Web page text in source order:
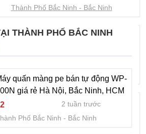
BẮC NINH 💥
Thành Phố Bắc Ninh
Bắc Ninh
NHÀ ĐẸP PHƯỜNG KINH BẮC -
Thành Phố Bắc Ninh
Bắc Ninh
2,5 TẦNG MỚI XÂY GIÃN DÂN BÒ
SƠN 2. CẠNH KHU LIỀN KỀ VÀ
CƯ HUD-B. TP BẮC NINH, GIÁ
1,8 tỷ
3 tuần trước
THÀNH PHỐ BẮC NINH
quấn màng pe bán tự động WP-
giá rẻ Hà Nội, Bắc Ninh, HCM
2 tuần trước
Phố Bắc Ninh
Bắc Ninh